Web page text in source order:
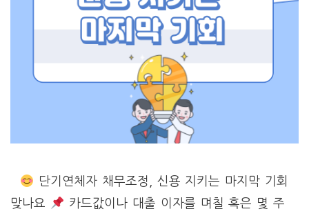
단기연체자 채무조정, 신용 지키는 마지막 기회
맞나요
카드값이나 대출 이자를 며칠 혹은 몇 주